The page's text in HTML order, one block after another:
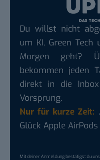
Du willst nicht
um KI, Green Tech
Morgen geht?
bekommen jeden
direkt in die
Vorsprung.
Nur für kurze Zeit:
Glück Apple
Mit deiner Anmeldung bestätigst du